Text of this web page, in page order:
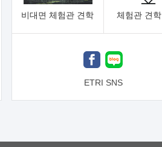
비대면 체험관 견학 체험관 견학
ETRI SNS